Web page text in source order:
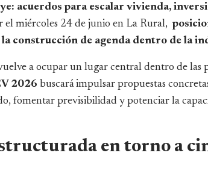
acuerdos para escalar vivienda,
el miércoles 24 de junio en La Rural,
construcción de agenda dentro de la
a ocupar un lugar central dentro de las
2026 buscará impulsar propuestas
fomentar previsibilidad y potenciar la
en torno a